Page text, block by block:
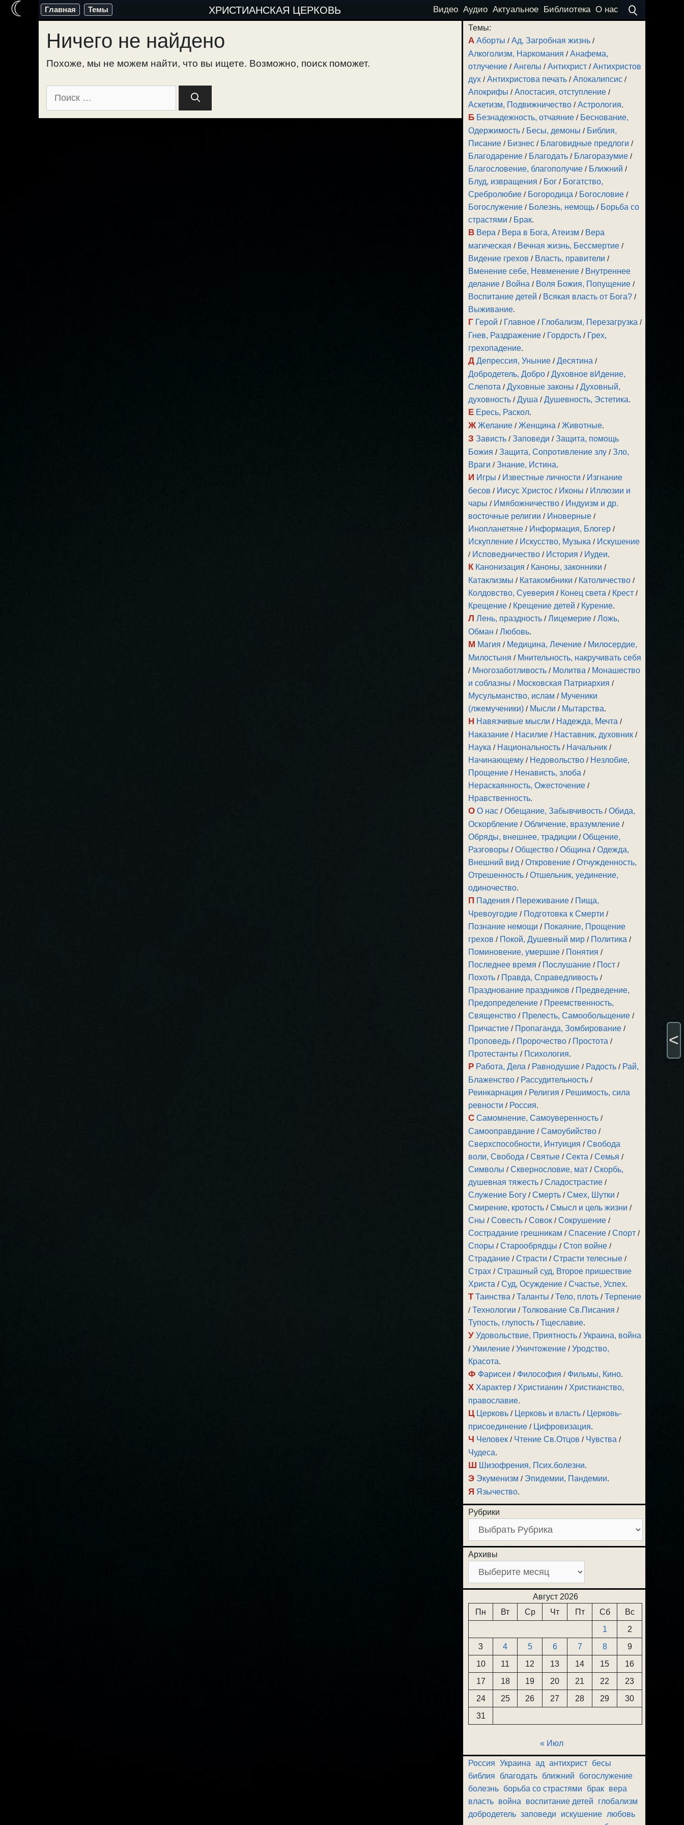
Перейти
содержимому
Главная Темы ХРИСТИАНСКАЯ ЦЕРКОВЬ Видео Аудио Актуальное Библиотека О нас
Ничего не найдено
Похоже, мы не можем найти, что вы ищете. Возможно, поиск поможет.
Поиск:
Темы:
А Аборты /Ад, Загробная жизнь /
Алкоголизм, Наркомания /Анафема,
отлучение /Ангелы /Антихрист /Антихристов
дух /Антихристова печать /Апокалипсис /
Апокрифы /Апостасия, отступление /
Аскетизм, Подвижничество /Астрология.
Б Безнадежность, отчаяние / Беснование,
Одержимость / Бесы, демоны / Библия,
Писание / Бизнес / Благовидные предлоги /
Благодарение / Благодать / Благоразумие /
Благословение, благополучие / Ближний /
Блуд, извращения / Бог / Богатство,
Сребролюбие / Богородица / Богословие /
Богослужение / Болезнь, немощь / Борьба со
страстями / Брак.
В Вера / Вера в Бога, Атеизм / Вера
магическая / Вечная жизнь, Бессмертие /
Видение грехов / Власть, правители /
Вменение себе, Невменение / Внутреннее
делание / Война / Воля Божия, Попущение /
Воспитание детей / Всякая власть от Бога? /
Выживание.
Г Герой / Главное / Глобализм, Перезагрузка /
Гнев, Раздражение / Гордость / Грех,
грехопадение.
Д Депрессия, Уныние /Десятина /
Добродетель, Добро /Духовное вИдение,
Слепота /Духовные законы /Духовный,
духовность /Душа /Душевность, Эстетика.
Е Ересь, Раскол.
Ж Желание /Женщина /Животные.
З Зависть /Заповеди /Защита, помощь
Божия /Защита, Сопротивление злу /Зло,
Враги /Знание, Истина.
И Игры / Известные личности / Изгнание
бесов / Иисус Христос / Иконы / Иллюзии и
чары / Имябожничество / Индуизм и др.
восточные религии / Иноверные /
Инопланетяне / Информация, Блогер /
Искупление / Искусство, Музыка / Искушение
/ Исповедничество / История / Иудеи.
К Канонизация / Каноны, законники /
Катаклизмы / Катакомбники / Католичество /
Колдовство, Суеверия / Конец света / Крест /
Крещение / Крещение детей / Курение.
Л Лень, праздность /Лицемерие /Ложь,
Обман /Любовь.
М Магия / Медицина, Лечение / Милосердие,
Милостыня / Мнительность, накручивать себя
/ Многозаботливость / Молитва / Монашество
и соблазны / Московская Патриархия /
Мусульманство, ислам / Мученики
(лжемученики) / Мысли / Мытарства.
Н Навязчивые мысли / Надежда, Мечта /
Наказание / Насилие / Наставник, духовник /
Наука / Национальность / Начальник /
Начинающему / Недовольство / Незлобие,
Прощение / Ненависть, злоба /
Нераскаянность, Ожесточение /
Нравственность.
О О нас /Обещание, Забывчивость /Обида,
Оскорбление /Обличение, вразумление /
Обряды, внешнее, традиции /Общение,
Разговоры /Общество /Община /Одежда,
Внешний вид /Откровение /Отчужденность,
Отрешенность /Отшельник, уединение,
одиночество.
П Падения / Переживание / Пища,
Чревоугодие / Подготовка к Смерти /
Познание немощи / Покаяние, Прощение
грехов / Покой, Душевный мир / Политика /
Поминовение, умершие / Понятия /
Последнее время / Послушание / Пост /
Похоть / Правда, Справедливость /
Празднование праздников / Предведение,
Предопределение / Преемственность,
Священство / Прелесть, Самообольщение /
Причастие / Пропаганда, Зомбирование /
Проповедь / Пророчество / Простота /
Протестанты / Психология.
Р Работа, Дела / Равнодушие / Радость / Рай,
Блаженство / Рассудительность /
Реинкарнация / Религия / Решимость, сила
ревности / Россия.
С Самомнение, Самоуверенность /
Самооправдание /Самоубийство /
Сверхспособности, Интуиция /Свобода
воли, Свобода /Святые /Секта /Семья /
Символы /Сквернословие, мат /Скорбь,
душевная тяжесть /Сладострастие /
Служение Богу /Смерть /Смех, Шутки /
Смирение, кротость /Смысл и цель жизни /
Сны /Совесть /Совок /Сокрушение /
Сострадание грешникам /Спасение /Спорт /
Споры /Старообрядцы /Стоп войне /
Страдание /Страсти /Страсти телесные /
Страх /Страшный суд, Второе пришествие
Христа /Суд, Осуждение /Счастье, Успех.
Т Таинства /Таланты /Тело, плоть /Терпение
/Технологии /Толкование Св.Писания /
Тупость, глупость /Тщеславие.
У Удовольствие, Приятность /Украина, война
/Умиление /Уничтожение /Уродство,
Красота.
Ф Фарисеи / Философия / Фильмы, Кино.
Х Характер / Христианин / Христианство,
православие.
Ц Церковь / Церковь и власть / Церковь-
присоединение / Цифровизация.
Ч Человек / Чтение Св.Отцов / Чувства /
Чудеса.
Ш Шизофрения, Псих.болезни.
Э Экуменизм / Эпидемии, Пандемии.
Я Язычество.
Рубрики
Архивы
Август 2026
Пн
Вт Ср Чт Пт Сб
Вс
1
2
3
4 5 6 7 8
9
10
11 12 13 14 15
16
17
18 19 20 21 22
23
24
25 26 27 28 29
30
31
« Июл
Россия Украина ад антихрист бесы
библия
благодать ближний
богослужение
болезнь борьба со страстями брак вера
власть война воспитание детей
глобализм
добродетель заповеди искушение любовь
☾
<